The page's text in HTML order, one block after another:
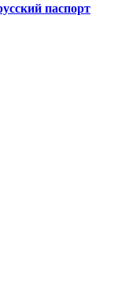
паспорт